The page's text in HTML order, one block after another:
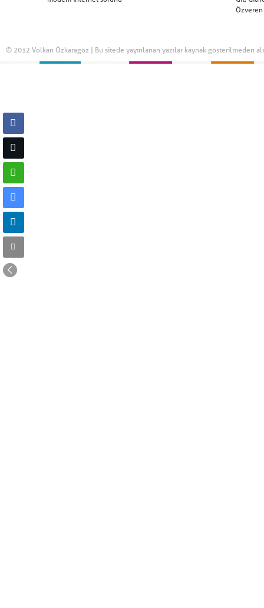
Özveren
© 2012 Volkan Özkaragöz | Bu sitede yayınlanan yazılar kaynak gösterilmeden